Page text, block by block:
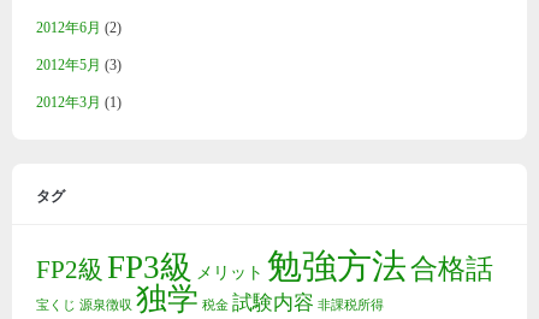
2012年6月 (2)
2012年5月 (3)
2012年3月 (1)
タグ
FP2級 FP3級 メリット 勉強方法合格話
宝くじ 源泉徴収 独学 税金 試験内容 非課税所得